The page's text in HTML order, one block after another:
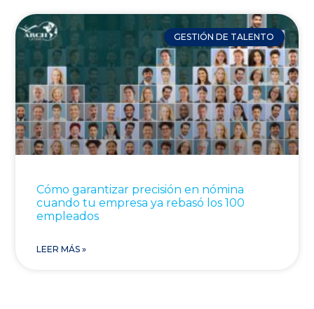
GESTIÓN DE TALENTO
Cómo garantizar precisión en nómina
cuando tu empresa ya rebasó los 100
empleados
LEER MÁS »